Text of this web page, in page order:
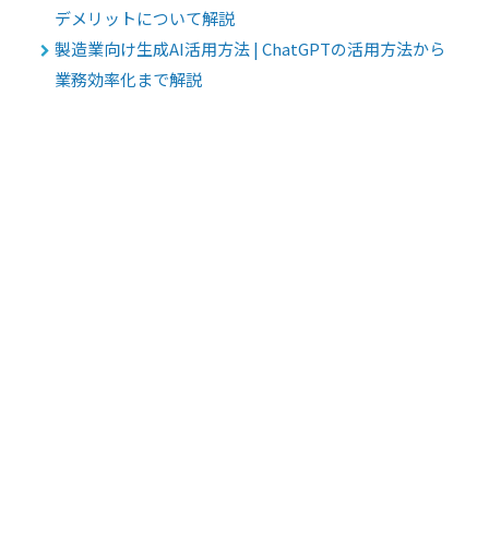
デメリットについて解説
製造業向け生成AI活用方法 | ChatGPTの活用方法から
業務効率化まで解説